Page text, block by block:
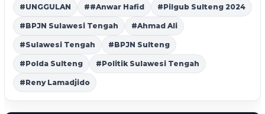
#UNGGULAN ##Anwar Hafid #Pilgub Sulteng 2024
#BPJN Sulawesi Tengah #Ahmad Ali
#Sulawesi Tengah #BPJN Sulteng
#Polda Sulteng #Politik Sulawesi Tengah
#Reny Lamadjido